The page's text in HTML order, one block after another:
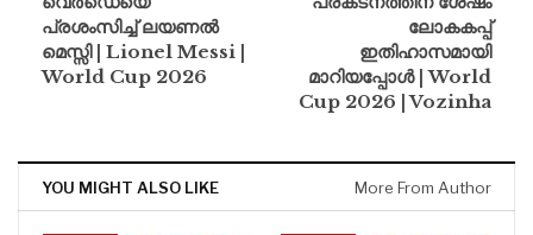
പ്രശംസിച്ച് ലയണൽ
മെസ്സി | Lionel Messi |
World Cup 2026
ലോകകപ്പ്
ഇതിഹാസമായി
മാറിയപ്പോൾ | World
Cup 2026 | Vozinha
YOU MIGHT ALSO LIKE More From Author